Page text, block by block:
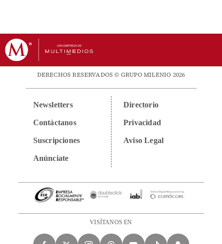
DERECHOS RESERVADOS © GRUPO MILENIO 2026
Newsletters
Contáctanos
Suscripciones
Anúnciate
Directorio
Privacidad
Aviso Legal
VISÍTANOS EN